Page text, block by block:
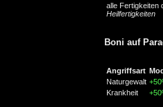
alle Fertigkeiten
Heilfertigkeiten
Boni auf
Angriffsart
Naturgewalt
Krankheit